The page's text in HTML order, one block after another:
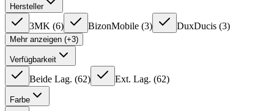
Hersteller
3MK (6) BizonMobile (3) DuxDucis (3)
Mehr anzeigen (+3)
Verfügbarkeit
Beide Lag. (62) Ext. Lag. (62)
Farbe